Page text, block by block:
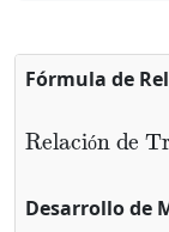
Fórmula de
ó
Desarrollo de